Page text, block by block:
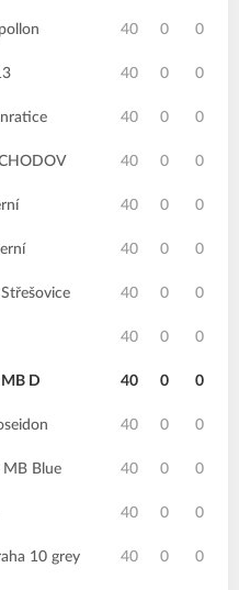
40 0 0
40 0 0
40 0 0
40 0 0
40 0 0
40 0 0
40 0 0
40 0 0
D 40 0 0
40 0 0
MB Blue 40 0 0
40 0 0
10 grey 40 0 0